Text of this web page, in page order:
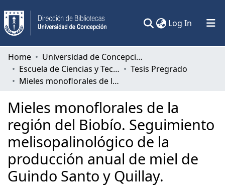
Log In (current)
Communities & Collections
All of DSpace
Home
Universidad de Concepción
Escuela de Ciencias y Tecnologías
Tesis Pregrado
Mieles monoflorales de la región del Biobío. Seguimiento melisopalinológico de la producción anual de miel de Guindo Santo y Quillay.
Mieles monoflorales de la
región del Biobío. Seguimiento
melisopalinológico de la
producción anual de miel de
Guindo Santo y Quillay.